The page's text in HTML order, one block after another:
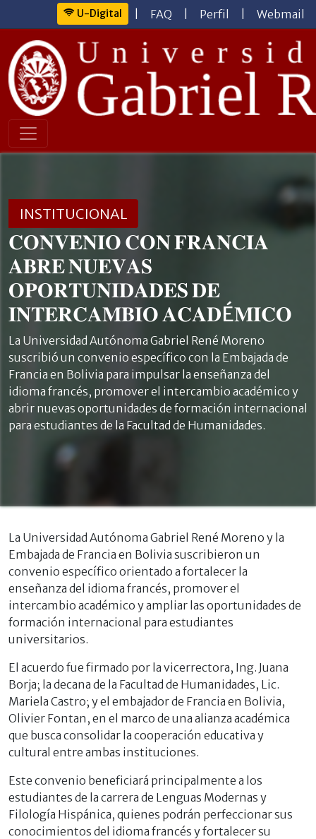
U-Digital FAQ Perfil Webmail
INSTITUCIONAL
𝐂𝐎𝐍𝐕𝐄𝐍𝐈𝐎 𝐂𝐎𝐍 𝐅𝐑𝐀𝐍𝐂𝐈𝐀
𝐀𝐁𝐑𝐄 𝐍𝐔𝐄𝐕𝐀𝐒
𝐎𝐏𝐎𝐑𝐓𝐔𝐍𝐈𝐃𝐀𝐃𝐄𝐒 𝐃𝐄
𝐈𝐍𝐓𝐄𝐑𝐂𝐀𝐌𝐁𝐈𝐎 𝐀𝐂𝐀𝐃É𝐌𝐈𝐂𝐎
La Universidad Autónoma Gabriel René Moreno
suscribió un convenio específico con la Embajada de
Francia en Bolivia para impulsar la enseñanza del
idioma francés, promover el intercambio académico y
abrir nuevas oportunidades de formación internacional
para estudiantes de la Facultad de Humanidades.
La Universidad Autónoma Gabriel René Moreno y la
Embajada de Francia en Bolivia suscribieron un
convenio específico orientado a fortalecer la
enseñanza del idioma francés, promover el
intercambio académico y ampliar las oportunidades de
formación internacional para estudiantes
universitarios.
El acuerdo fue firmado por la vicerrectora, Ing. Juana
Borja; la decana de la Facultad de Humanidades, Lic.
Mariela Castro; y el embajador de Francia en Bolivia,
Olivier Fontan, en el marco de una alianza académica
que busca consolidar la cooperación educativa y
cultural entre ambas instituciones.
Este convenio beneficiará principalmente a los
estudiantes de la carrera de Lenguas Modernas y
Filología Hispánica, quienes podrán perfeccionar sus
conocimientos del idioma francés y fortalecer su